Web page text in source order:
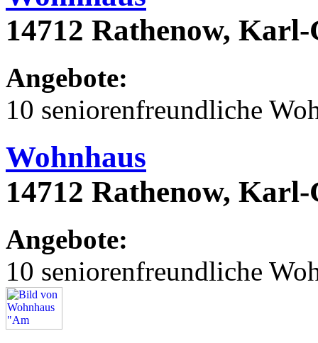
14712 Rathenow,
Angebote:
10 seniorenfreundliche
Wohnhaus
14712 Rathenow,
Angebote:
10 seniorenfreundliche